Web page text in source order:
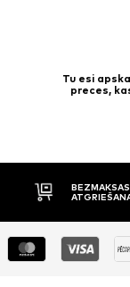
Tu esi
preces,
30 DIENU